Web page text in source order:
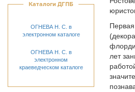
Каталоги ДГПБ
ОГНЕВА Н. С. в
электронном каталоге
ОГНЕВА Н. С. в
электронном
краеведческом каталоге
лет